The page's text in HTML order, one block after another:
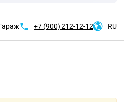
+7 (900) 212-12-12 RU